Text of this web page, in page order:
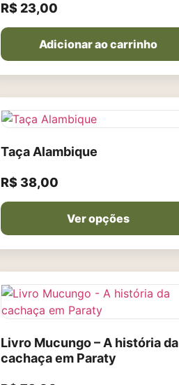
R$23,00
Adicionar ao carrinho
Taça Alambique
R$ 38,00
Ver opções
Livro Mucungo – A história da
cachaça em Paraty